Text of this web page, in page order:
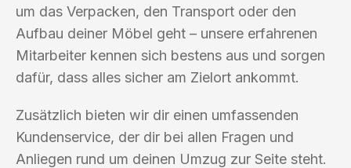
um das Verpacken, den Transport oder den
Aufbau deiner Möbel geht – unsere erfahrenen
Mitarbeiter kennen sich bestens aus und sorgen
dafür, dass alles sicher am Zielort ankommt.
Zusätzlich bieten wir dir einen umfassenden
Kundenservice, der dir bei allen Fragen und
Anliegen rund um deinen Umzug zur Seite steht.